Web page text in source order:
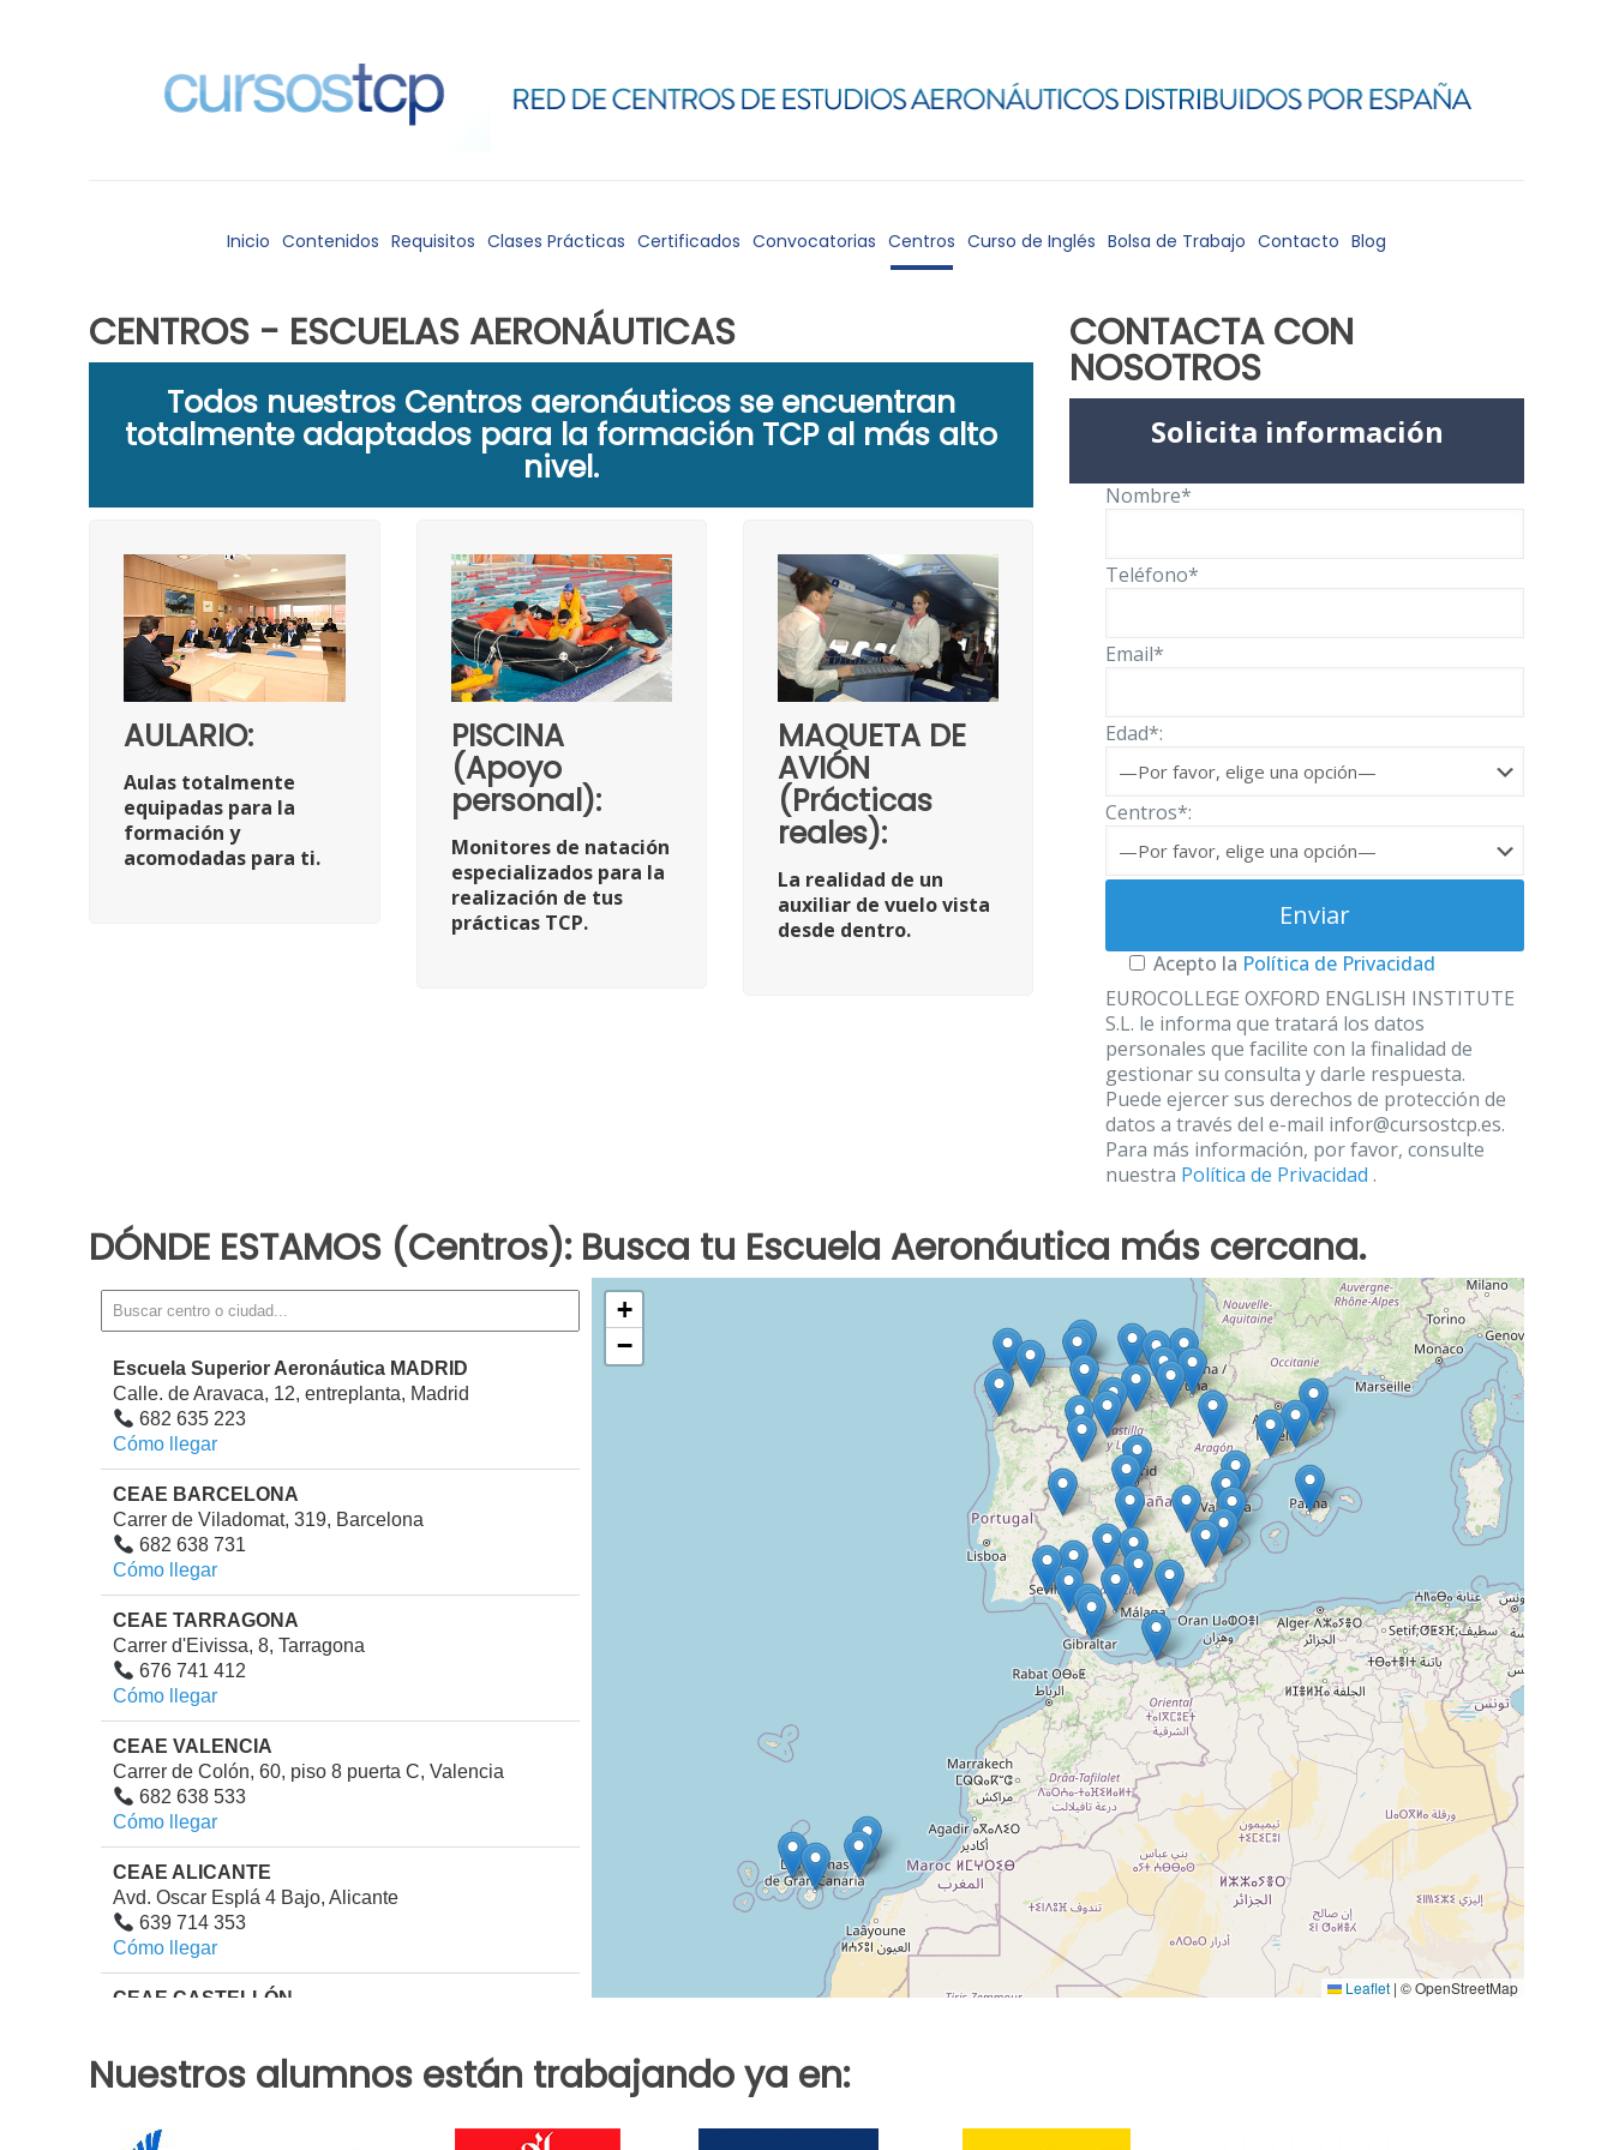
Inicio Contenidos Requisitos Clases Prácticas Certificados Convocatorias Centros Curso de Inglés Bolsa de Trabajo Contacto Blog
CENTROS - ESCUELAS AERONÁUTICAS
Todos nuestros Centros aeronáuticos se encuentran
totalmente adaptados para la formación TCP al más alto
nivel.
AULARIO:
Aulas totalmente
equipadas para la
formación y
acomodadas para ti.
PISCINA
(Apoyo
personal):
Monitores de natación
especializados para la
realización de tus
prácticas TCP.
MAQUETA DE
AVIÓN
(Prácticas
reales):
La realidad de un
auxiliar de vuelo vista
desde dentro.
CONTACTA CON
NOSOTROS
Solicita información
Nombre*
Teléfono*
Email*
Edad*:
Centros*:
Acepto la Política de Privacidad
EUROCOLLEGE OXFORD ENGLISH INSTITUTE
S.L. le informa que tratará los datos
personales que facilite con la finalidad de
gestionar su consulta y darle respuesta.
Puede ejercer sus derechos de protección de
datos a través del e-mail infor@cursostcp.es.
Para más información, por favor, consulte
nuestra Política de Privacidad.
DÓNDE ESTAMOS (Centros): Busca tu Escuela Aeronáutica más cercana.
Escuela Superior Aeronáutica MADRID
Calle. de Aravaca, 12, entreplanta, Madrid
682 635 223
Cómo llegar
CEAE BARCELONA
Carrer de Viladomat, 319, Barcelona
682 638 731
Cómo llegar
CEAE TARRAGONA
Carrer d'Eivissa, 8, Tarragona
676 741 412
Cómo llegar
CEAE VALENCIA
Carrer de Colón, 60, piso 8 puerta C, Valencia
682 638 533
Cómo llegar
CEAE ALICANTE
Avd. Oscar Esplá 4 Bajo, Alicante
639 714 353
Cómo llegar
CEAE CASTELLÓN
Cómo llegar
CEAE LAS PALMAS
+
−
Leaflet | © OpenStreetMap
Nuestros alumnos están trabajando ya en: